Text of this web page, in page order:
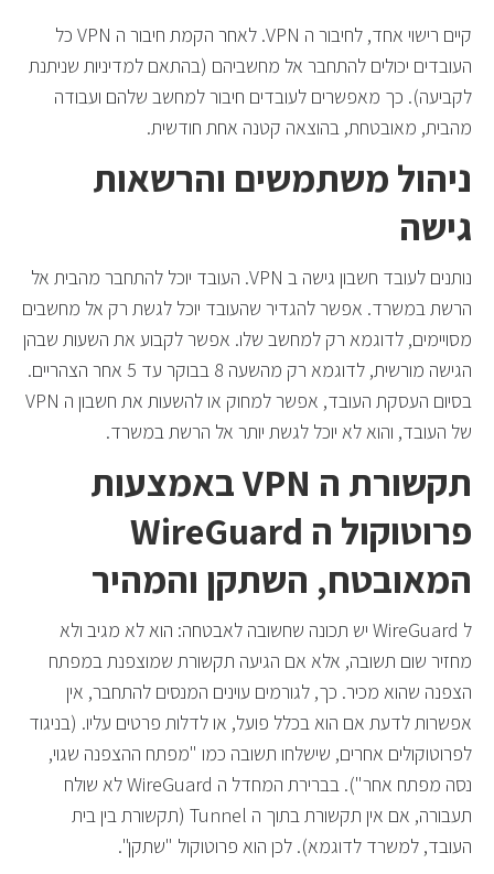
קיים רישוי אחד, לחיבור ה VPN. לאחר הקמת חיבור ה VPN כל
העובדים יכולים להתחבר אל מחשביהם (בהתאם למדיניות שניתנת
לקביעה). כך מאפשרים לעובדים חיבור למחשב שלהם ועבודה
מהבית, מאובטחת, בהוצאה קטנה אחת חודשית.
ניהול משתמשים והרשאות
גישה
נותנים לעובד חשבון גישה ב VPN. העובד יוכל להתחבר מהבית אל
הרשת במשרד. אפשר להגדיר שהעובד יוכל לגשת רק אל מחשבים
מסויימים, לדוגמא רק למחשב שלו. אפשר לקבוע את השעות שבהן
הגישה מורשית, לדוגמא רק מהשעה 8 בבוקר עד 5 אחר הצהריים.
בסיום העסקת העובד, אפשר למחוק או להשעות את חשבון ה VPN
של העובד, והוא לא יוכל לגשת יותר אל הרשת במשרד.
תקשורת ה VPN באמצעות
פרוטוקול ה WireGuard
המאובטח, השתקן והמהיר
ל WireGuard יש תכונה שחשובה לאבטחה: הוא לא מגיב ולא
מחזיר שום תשובה, אלא אם הגיעה תקשורת שמוצפנת במפתח
הצפנה שהוא מכיר. כך, לגורמים עוינים המנסים להתחבר, אין
אפשרות לדעת אם הוא בכלל פועל, או לדלות פרטים עליו. (בניגוד
לפרוטוקולים אחרים, שישלחו תשובה כמו "מפתח ההצפנה שגוי,
נסה מפתח אחר"). בברירת המחדל ה WireGuard לא שולח
תעבורה, אם אין תקשורת בתוך ה Tunnel (תקשורת בין בית
העובד, למשרד לדוגמא). לכן הוא פרוטוקול "שתקן".